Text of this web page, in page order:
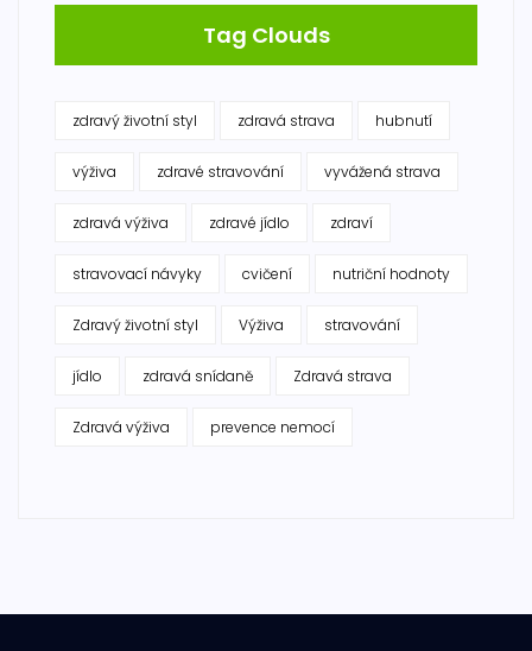
Tag Clouds
zdravý životní styl zdravá strava hubnutí
výživa zdravé stravování vyvážená strava
zdravá výživa zdravé jídlo zdraví
stravovací návyky cvičení nutriční hodnoty
Zdravý životní styl Výživa stravování
jídlo zdravá snídaně Zdravá strava
Zdravá výživa prevence nemocí